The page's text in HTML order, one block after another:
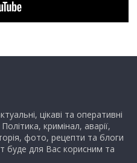
цікаві та оперативні
кримінал, аварії,
фото, рецепти та блоги
буде для Вас корисним та